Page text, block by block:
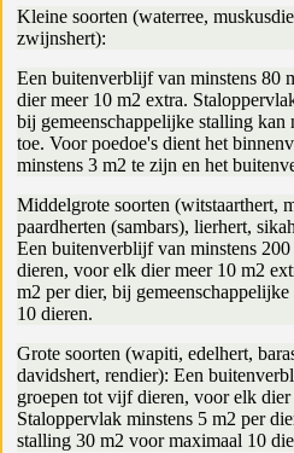
Kleine soorten (waterree,
zwijnshert):
Een buitenverblijf van minstens 80
dier meer 10 m2 extra.
bij gemeenschappelijke stalling
toe. Voor poedoe's dient het
minstens 3 m2 te zijn en het
Middelgrote soorten (witstaarthert,
paardherten (sambars), lierhert,
Een buitenverblijf van minstens
dieren, voor elk dier meer 10 m2
m2 per dier, bij
10 dieren.
Grote soorten (wapiti, edelhert,
davidshert, rendier): Een
groepen tot vijf dieren, voor elk dier
Staloppervlak minstens 5 m2 per
stalling 30 m2 voor maximaal 10